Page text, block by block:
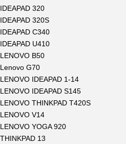
IDEAPAD 320
IDEAPAD 320S
IDEAPAD C340
IDEAPAD U410
LENOVO B50
Lenovo G70
LENOVO IDEAPAD 1-14
LENOVO IDEAPAD S145
LENOVO THINKPAD T420S
LENOVO V14
LENOVO YOGA 920
THINKPAD 13